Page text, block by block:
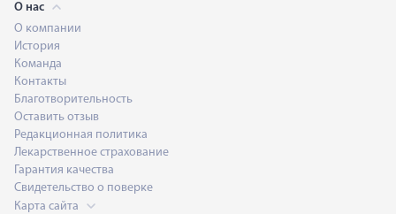
О нас
О компании
История
Команда
Контакты
Благотворительность
Оставить отзыв
Редакционная политика
Лекарственное страхование
Гарантия качества
Свидетельство о поверке
Карта сайта